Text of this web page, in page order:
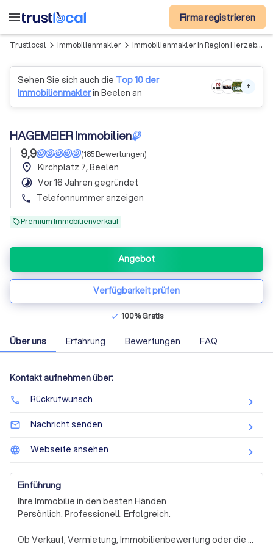
menu Firma registrieren
Trustlocal arrow_forward_ios Immobilienmakler arrow_forward_ios Immobilienmakler in Region Herzebrock-clarholz
Sehen Sie sich auch die Top 10 der
Immobilienmaklerin Beelen an
+
HAGEMEIER Immobilien
9,9
(185Bewertungen)
place Kirchplatz 7, Beelen
timelapse Vor 16 Jahren gegründet
phone Telefonnummer anzeigen
Premium Immobilienverkauf
Angebot
Verfügbarkeit prüfen
check 100% Gratis
Über uns Erfahrung Bewertungen FAQ
Kontakt aufnehmen über:
phone Rückrufwunsch
mail_outline Nachricht senden
language Webseite ansehen
Einführung
Ihre Immobilie in den besten Händen
Persönlich. Professionell. Erfolgreich.
Ob Verkauf, Vermietung, Immobilienbewertung oder die